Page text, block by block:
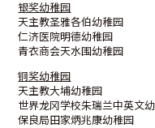
银奖幼稚园
天主教圣雅各伯幼稚园
仁济医院明德幼稚园
青衣商会天水围幼稚园
铜奖幼稚园
天主教大埔幼稚园
世界龙冈学校朱瑞兰中英文
保良局田家炳兆康幼稚园